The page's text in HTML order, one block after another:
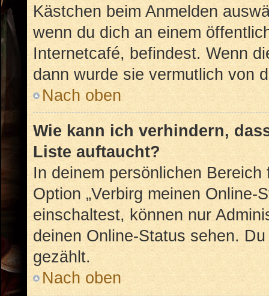
Kästchen beim Anmelden
wenn du dich an einem
Internetcafé, befindest. Wenn
dann wurde sie vermutlich von
Nach oben
Wie kann ich verhindern,
Liste auftaucht?
In deinem persönlichen
Option „Verbirg meinen Online-
einschaltest, können nur
deinen Online-Status sehen.
gezählt.
Nach oben